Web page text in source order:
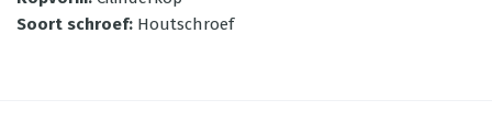
Soort schroef: Houtschroef